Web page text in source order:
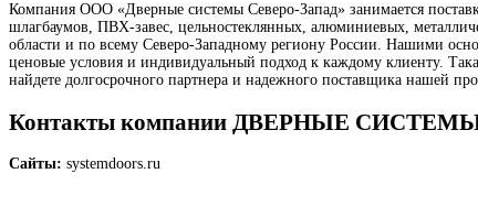
Компания ООО «Дверные системы Северо-Запад» занимается
шлагбаумов, ПВХ-завес, цельностеклянных, алюминиевых,
области и по всему Северо-Западному региону России. Нашими
ценовые условия и индивидуальный подход к каждому клиенту.
найдете долгосрочного партнера и надежного поставщика нашей
Контакты компании ДВЕРНЫЕ
Сайты: systemdoors.ru